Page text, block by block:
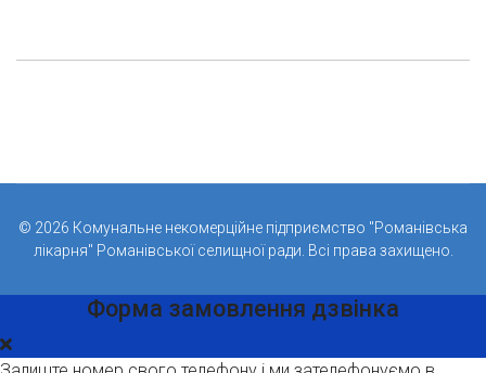
© 2026 Комунальне некомерційне підприємство "Романівська
лікарня" Романівської селищної ради. Всі права захищено.
Форма замовлення дзвінка